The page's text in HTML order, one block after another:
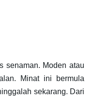
senaman. Moden atau
Minat ini bermula
sekarang. Dari